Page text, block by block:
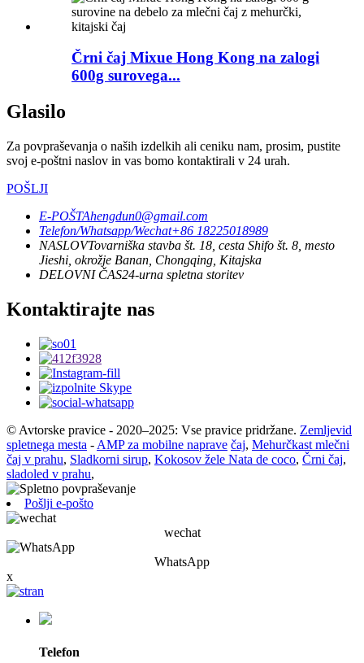
Črni čaj Mixue Hong Kong na zalogi
600g surovega...
Glasilo
Za povpraševanja o naših izdelkih ali ceniku nam, prosim, pustite
svoj e-poštni naslov in vas bomo kontaktirali v 24 urah.
POŠLJI
E-POŠTAhengdun0@gmail.com
Telefon/Whatsapp/Wechat+86 18225018989
NASLOVTovarniška stavba št. 18, cesta Shifo št. 8, mesto
Jieshi, okrožje Banan, Chongqing, Kitajska
DELOVNI ČAS24-urna spletna storitev
Kontaktirajte nas
© Avtorske pravice - 2020–2025: Vse pravice pridržane. Zemljevid
spletnega mesta - AMP za mobilne naprave čaj, Mehurčkast mlečni
čaj v prahu, Sladkorni sirup, Kokosov žele Nata de coco, Črni čaj,
sladoled v prahu,
Pošlji e-pošto
wechat
WhatsApp
x
Telefon